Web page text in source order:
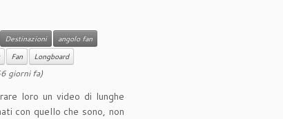
Destinazioni
angolo fan
Fan
Longboard
giorni fa)
loro un video di lunghe
con quello che sono, non